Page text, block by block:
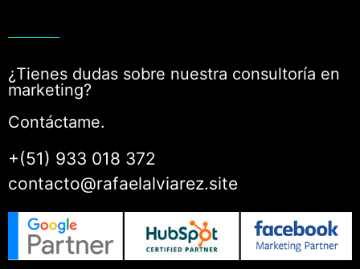
¿Tienes dudas sobre nuestra consultoría en
marketing?
Contáctame.
+(51) 933 018 372
contacto@rafaelalviarez.site